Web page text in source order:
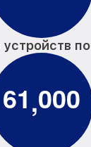
61,000